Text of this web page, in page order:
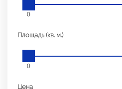
0
Площадь (кв. м.)
0
Цена